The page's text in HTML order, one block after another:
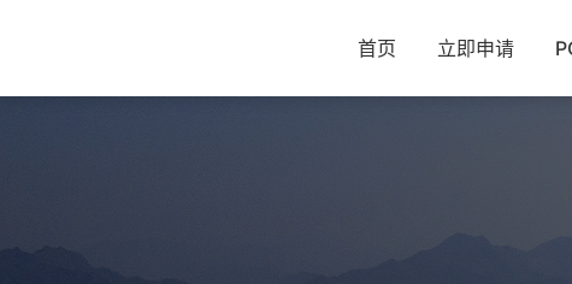
首页 立即申请